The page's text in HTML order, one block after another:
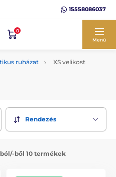
15558086037
0
Menü
ruházat XS velikost
Rendezés
ből 10 termékek